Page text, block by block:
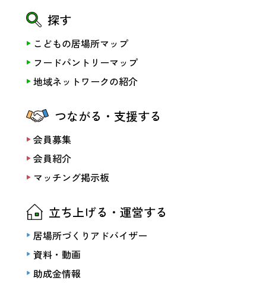
探す
こどもの居場所マップ
フードパントリーマップ
地域ネットワークの紹介
つながる・支援する
会員募集
会員紹介
マッチング掲示板
立ち上げる・運営する
居場所づくりアドバイザー
資料・動画
助成金情報